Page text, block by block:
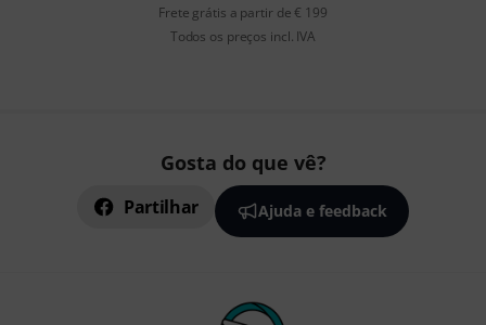
Frete grátis a partir de € 199
Todos os preços incl. IVA
Gosta do que vê?
Partilhar Ajuda e feedback